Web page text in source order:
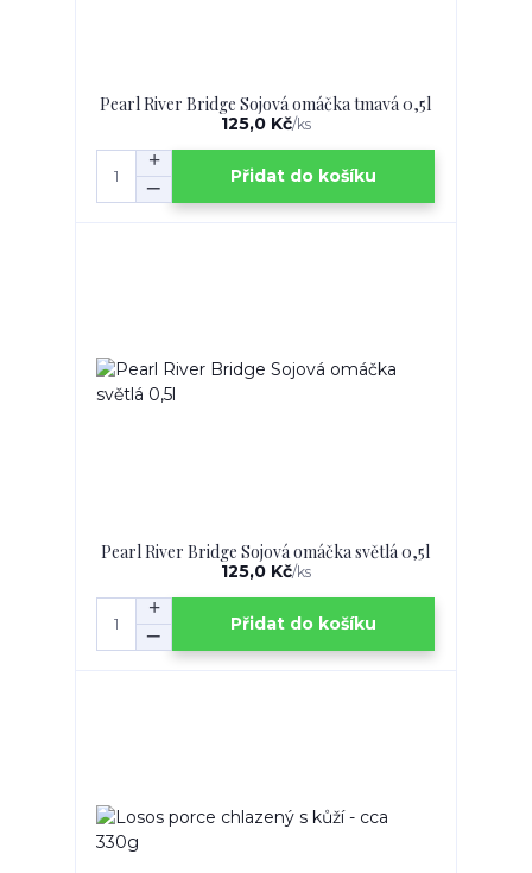
Pearl River Bridge Sojová omáčka tmavá 0,5l
125,0 Kč/ks
Přidat do košíku
Pearl River Bridge Sojová omáčka světlá 0,5l
125,0 Kč/ks
Přidat do košíku